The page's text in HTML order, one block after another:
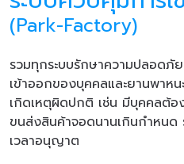
(Park-Factory)
รวมทุกระบบรักษาความปลอดภั
เข้าออกของบุคคลและยานพาห
เกิดเหตุผิดปกติ เช่น มีบุคคลต้อ
ขนส่งสินค้าจอดนานเกินกำหน
เวลาอนุญาต